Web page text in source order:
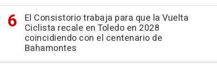
El Consistorio trabaja para que la Vuelta
Ciclista recale en Toledo en 2028
coincidiendo con el centenario de
Bahamontes